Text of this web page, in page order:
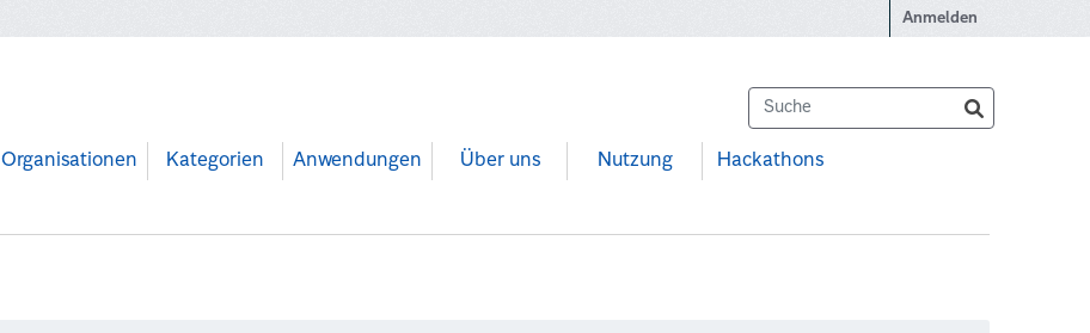
Anmelden
Organisationen Kategorien Anwendungen Über uns Nutzung Hackathons